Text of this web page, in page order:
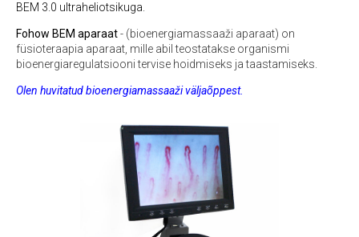
BEM 3.0 ultraheliotsikuga.
Fohow BEM aparaat- (bioenergiamassaaži aparaat) on
füsioteraapia aparaat, mille abil teostatakse organismi
bioenergiaregulatsiooni tervise hoidmiseks ja taastamiseks.
Olen huvitatud bioenergiamassaaži väljaõppest.